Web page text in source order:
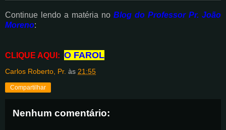
Continue lendo a matéria no Blog do Professor Pr. João
Moreno:
CLIQUE AQUI: O FAROL
Carlos Roberto, Pr. às 21:55
Compartilhar
Nenhum comentário: